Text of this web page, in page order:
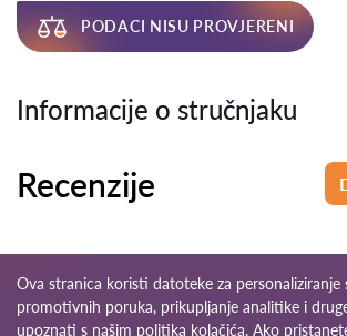
PODACI NISU PROVJERENI
Informacije o stručnjaku
Recenzije
Ova stranica koristi datoteke za personaliziranje
promotivnih poruka, prikupljanje analitike i
upoznati s našim politika kolačića. Ako